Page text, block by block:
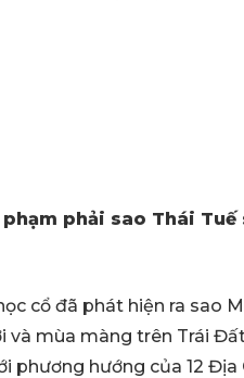
phải sao Thái
cổ đã phát hiện ra sao
mùa màng trên Trái
phương hướng của 12 Địa